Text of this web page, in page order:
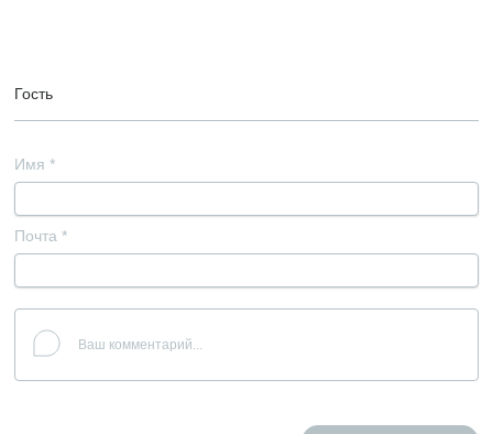
Гость
Имя *
Почта *